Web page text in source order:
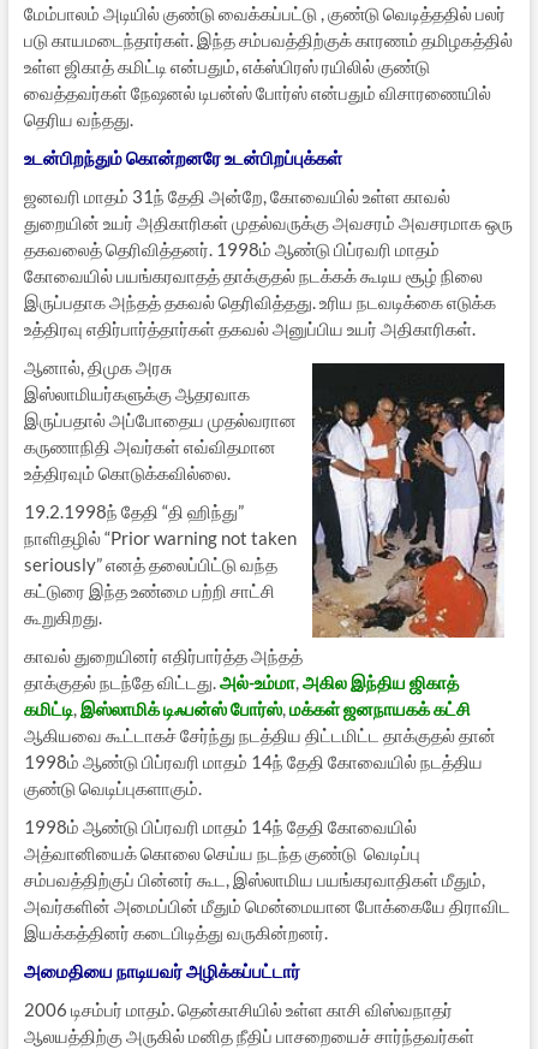
மேம்பாலம் அடியில் குண்டு வைக்கப்பட்டு , குண்டு வெடித்ததில் பலர்
படு காயமடைந்தார்கள். இந்த சம்பவத்திற்குக் காரணம் தமிழகத்தில்
உள்ள ஜிகாத் கமிட்டி என்பதும், எக்ஸ்பிரஸ் ரயிலில் குண்டு
வைத்தவர்கள் நேஷனல் டிபன்ஸ் போர்ஸ் என்பதும் விசாரணையில்
தெரிய வந்தது.
உடன்பிறந்தும் கொன்றனரே உடன்பிறப்புக்கள்
ஜனவரி மாதம் 31ந் தேதி அன்றே, கோவையில் உள்ள காவல்
துறையின் உயர் அதிகாரிகள் முதல்வருக்கு அவசரம் அவசரமாக ஒரு
தகவலைத் தெரிவித்தனர். 1998ம் ஆண்டு பிப்ரவரி மாதம்
கோவையில் பயங்கரவாதத் தாக்குதல் நடக்கக் கூடிய சூழ் நிலை
இருப்பதாக அந்தத் தகவல் தெரிவித்தது. உரிய நடவடிக்கை எடுக்க
உத்திரவு எதிர்பார்த்தார்கள் தகவல் அனுப்பிய உயர் அதிகாரிகள்.
ஆனால், திமுக அரசு
இஸ்லாமியர்களுக்கு ஆதரவாக
இருப்பதால் அப்போதைய முதல்வரான
கருணாநிதி அவர்கள் எவ்விதமான
உத்திரவும் கொடுக்கவில்லை.
19.2.1998ந் தேதி “தி ஹிந்து”
நாளிதழில் “Prior warning not taken
seriously” எனத் தலைப்பிட்டு வந்த
கட்டுரை இந்த உண்மை பற்றி சாட்சி
கூறுகிறது.
காவல் துறையினர் எதிர்பார்த்த அந்தத்
தாக்குதல் நடந்தே விட்டது.அல்-உம்மா,அகில இந்திய ஜிகாத்
கமிட்டி,இஸ்லாமிக் டிஃபன்ஸ் போர்ஸ்,மக்கள் ஜனநாயகக் கட்சி
ஆகியவை கூட்டாகச் சேர்ந்து நடத்திய திட்டமிட்ட தாக்குதல் தான்
1998ம் ஆண்டு பிப்ரவரி மாதம் 14ந் தேதி கோவையில் நடத்திய
குண்டு வெடிப்புகளாகும்.
1998ம் ஆண்டு பிப்ரவரி மாதம் 14ந் தேதி கோவையில்
அத்வானியைக் கொலை செய்ய நடந்த குண்டு வெடிப்பு
சம்பவத்திற்குப் பின்னர் கூட, இஸ்லாமிய பயங்கரவாதிகள் மீதும்,
அவர்களின் அமைப்பின் மீதும் மென்மையான போக்கையே திராவிட
இயக்கத்தினர் கடைபிடித்து வருகின்றனர்.
அமைதியை நாடியவர் அழிக்கப்பட்டார்
2006 டிசம்பர் மாதம். தென்காசியில் உள்ள காசி விஸ்வநாதர்
ஆலயத்திற்கு அருகில் மனித நீதிப் பாசறையைச் சார்ந்தவர்கள்